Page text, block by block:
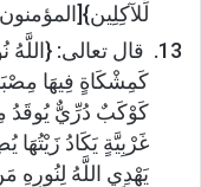
قال تعالى:
كَمِشْكَاةٍ فِيهَا
كَوْكَبٌ دُرِّيٌّ يُوقَدُ
غَرْبِيَّةٍ يَكَادُ
يَهْدِي اللَّهُ لِنُورِهِ